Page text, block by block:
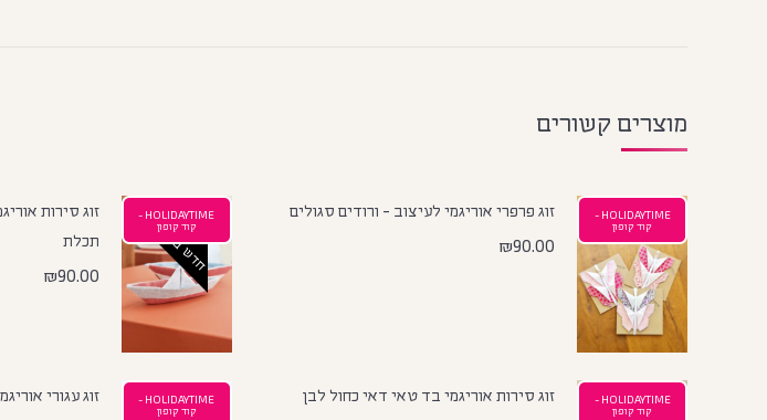
מוצרים קשורים
HOLIDAYTIME -
קוד קופון
זוג פרפרי אוריגמי לעיצוב - ורודים סגולים
₪90.00 חדש באתר
HOLIDAYTIME -
קוד קופון
זוג סירות
תכלת
₪90.00
HOLIDAYTIME -
קוד קופון
זוג סירות אוריגמי בד טאי דאי כחול לבן
HOLIDAYTIME -
קוד קופון
זוג עגורי